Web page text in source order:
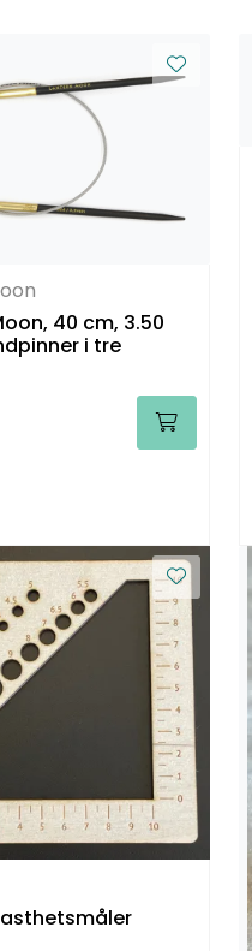
40 cm, 3.50
i tre